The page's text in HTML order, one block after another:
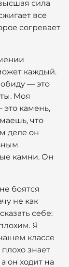
сила
все
согревает
каждый.
обиду — это
Моя
это камень,
что
деле он
камни. Он
боятся
не как
себе:
Я
классе
знает
он ходит на